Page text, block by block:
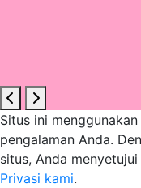
Situs ini
pengalaman Anda.
situs, Anda
Privasi kami.